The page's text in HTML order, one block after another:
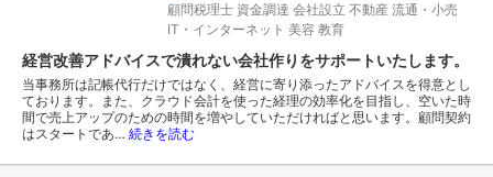
顧問税理士 資金調達 会社設立 不動産 流通・小売
IT・インターネット 美容 教育
経営改善アドバイスで潰れない会社作りをサポートいたします。
当事務所は記帳代行だけではなく、経営に寄り添ったアドバイスを得意とし
ております。また、クラウド会計を使った経理の効率化を目指し、空いた時
間で売上アップのための時間を増やしていただければと思います。顧問契約
はスタートであ… 続きを読む